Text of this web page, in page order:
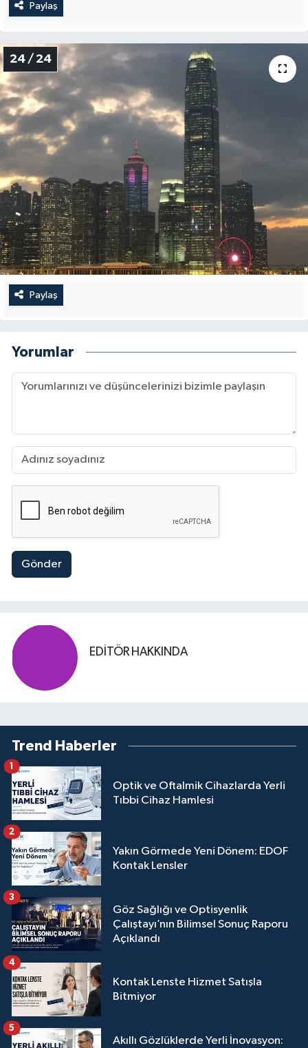
Paylaş
24 / 24
Paylaş
Yorumlar
Gönder
EDITÖR HAKKINDA
Trend Haberler
Optik ve Oftalmik Cihazlarda Yerli
Tıbbi Cihaz Hamlesi
1
Yakın Görmede Yeni Dönem: EDOF
Kontak Lensler
2
Göz Sağlığı ve Optisyenlik
Çalıştayı’nın Bilimsel Sonuç Raporu
Açıklandı
3
Kontak Lenste Hizmet Satışla
Bitmiyor
4
Akıllı Gözlüklerde Yerli İnovasyon:
5